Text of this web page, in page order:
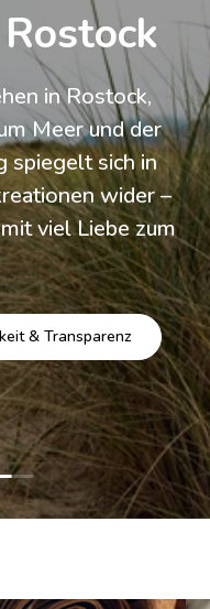
in Rostock,
Meer und der
spiegelt sich in
wider –
viel Liebe zum
& Transparenz
von 32 von 3
Folie laden 3 von 3